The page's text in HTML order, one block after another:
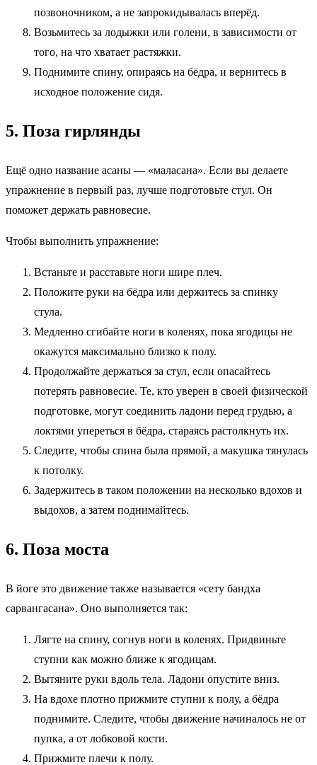
позвоночником, а не запрокидывалась вперёд.
Возьмитесь за лодыжки или голени, в зависимости от
того, на что хватает растяжки.
Поднимите спину, опираясь на бёдра, и вернитесь в
исходное положение сидя.
5. Поза гирлянды
Ещё одно название асаны — «маласана». Если вы делаете
упражнение в первый раз, лучше подготовьте стул. Он
поможет держать равновесие.
Чтобы выполнить упражнение:
Встаньте и расставьте ноги шире плеч.
Положите руки на бёдра или держитесь за спинку
стула.
Медленно сгибайте ноги в коленях, пока ягодицы не
окажутся максимально близко к полу.
Продолжайте держаться за стул, если опасайтесь
потерять равновесие. Те, кто уверен в своей физической
подготовке, могут соединить ладони перед грудью, а
локтями упереться в бёдра, стараясь растолкнуть их.
Следите, чтобы спина была прямой, а макушка тянулась
к потолку.
Задержитесь в таком положении на несколько вдохов и
выдохов, а затем поднимайтесь.
6. Поза моста
В йоге это движение также называется «сету бандха
сарвангасана». Оно выполняется так:
Лягте на спину, согнув ноги в коленях. Придвиньте
ступни как можно ближе к ягодицам.
Вытяните руки вдоль тела. Ладони опустите вниз.
На вдохе плотно прижмите ступни к полу, а бёдра
поднимите. Следите, чтобы движение начиналось не от
пупка, а от лобковой кости.
Прижмите плечи к полу.